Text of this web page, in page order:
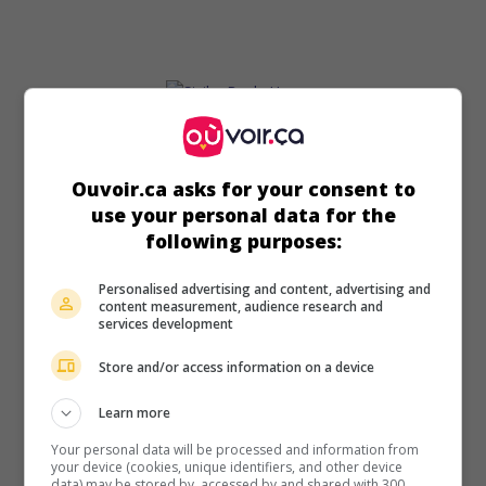
au cinéma sur mes écrans
Strike Back: Hoggar
G.-B. 2012. Drame de guerrede Paul Wilmshurst avec
Sullivan Stapleton ,Rhona Mitra. Dans le massif
britanniques tentent de récupérer quatre détonateurs
nucléaires détenus par un terroriste musulman lié à Al
Durée:
90 min.
Ouvoir.ca asks for your consent to
use your personal data for the
following purposes:
Personalised advertising and content, advertising and
content measurement, audience research and
services development
Store and/or access information on a device
Learn more
Your personal data will be processed and information from
your device (cookies, unique identifiers, and other device